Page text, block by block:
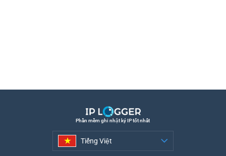
Phần mềm ghi nhật ký IP tốt nhất
Tiếng Việt